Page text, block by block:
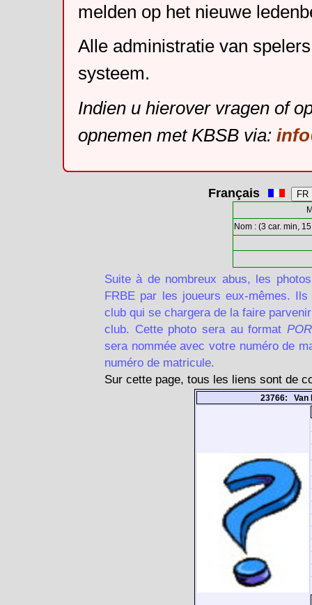
melden op het nieuwe
Alle administratie van
systeem.
Indien u hierover vragen of
opnemen met KBSB via:
Français
Nom : (3 car. min,
Suite à de nombreux abus, les
FRBE par les joueurs eux-mêmes.
club qui se chargera de la faire
club. Cette photo sera au format
sera nommée avec votre numéro de
numéro de matricule.
Sur cette page, tous les liens sont de
23766: